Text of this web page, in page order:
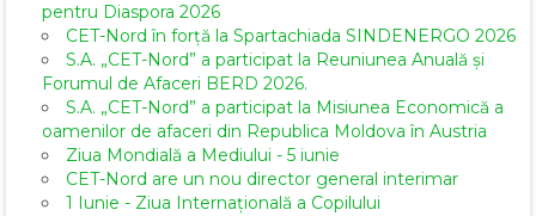
pentru Diaspora 2026
CET-Nord în forță la Spartachiada SINDENERGO 2026
S.A. „CET-Nord” a participat la Reuniunea Anuală și
Forumul de Afaceri BERD 2026.
S.A. „CET-Nord” a participat la Misiunea Economică a
oamenilor de afaceri din Republica Moldova în Austria
Ziua Mondială a Mediului - 5 iunie
CET-Nord are un nou director general interimar
1 Iunie - Ziua Internațională a Copilului